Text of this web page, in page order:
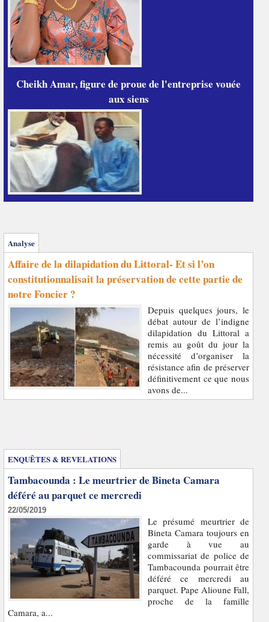
Cheikh Amar, figure de proue de l'entreprise vouée
aux siens
Analyse
Affaire de la dilapidation du Littoral- Et si l’on
constitutionnalisait la préservation de cette partie de
notre Foncier ?
Depuis quelques jours, le
débat autour de l’indigne
dilapidation du Littoral a
remis au goût du jour la
nécessité d’organiser la
résistance afin de préserver
définitivement ce que nous
avons de...
ENQUÊTES & REVELATIONS
Tambacounda : Le meurtrier de Bineta Camara
déféré au parquet ce mercredi
22/05/2019
Le présumé meurtrier de
Bineta Camara toujours en
garde à vue au
commissariat de police de
Tambacounda pourrait être
déféré ce mercredi au
parquet. Pape Alioune Fall,
proche de la famille
Camara, a...